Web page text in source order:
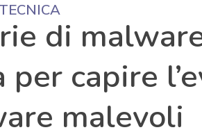
di
per capire
malevoli